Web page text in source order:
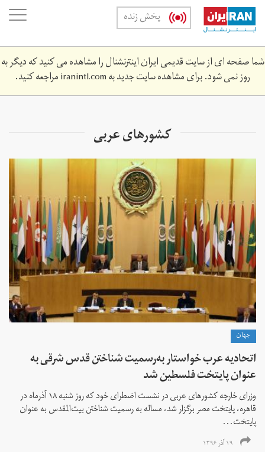
Skip
main
content
پخش زنده
شما صفحه ای از سایت قدیمی ایران اینترنشنال را مشاهده می کنید که دیگر به
روز نمی شود. برای مشاهده سایت جدید بهiranintl.comمراجعه کنید.
کشور‌های عربی
جهان
اتحادیه عرب خواستار به‌رسمیت شناختن قدس شرقی به
عنوان پایتخت فلسطین شد
وزرای خارجه کشور‌های عربی در نشست اضطرای خود که روز شنبه ۱۸ آذرماه در
قاهره، پایتخت مصر برگزار شد، مساله به رسمیت شناختن بیت‌المقدس به عنوان
پایتخت...
۱۹ آذر ۱۳۹۶